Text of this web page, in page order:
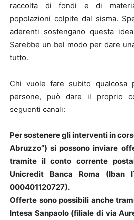
raccolta di fondi e di
popolazioni colpite dal sisma.
aderenti sostengano questa
Sarebbe un bel modo per dare
tutto.
Chi vuole fare subito qualcosa
persone, può dare il proprio
seguenti canali:
Per sostenere gli interventi in
Abruzzo”) si possono inviare
tramite il conto corrente
Unicredit Banca Roma (Iban
000401120727).
Offerte sono possibili anche
Intesa Sanpaolo (filiale di via